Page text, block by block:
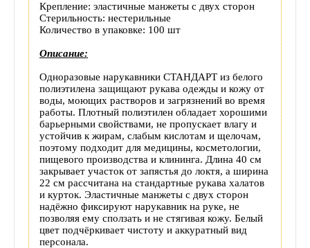
товара
Крепление: эластичные манжеты с двух сторон
Стерильность: нестерильные
Количество в упаковке: 100 шт
Описание:
Одноразовые нарукавники СТАНДАРТ из белого
полиэтилена защищают рукава одежды и кожу от
воды, моющих растворов и загрязнений во время
работы. Плотный полиэтилен обладает хорошими
барьерными свойствами, не пропускает влагу и
устойчив к жирам, слабым кислотам и щелочам,
поэтому подходит для медицины, косметологии,
пищевого производства и клининга. Длина 40 см
закрывает участок от запястья до локтя, а ширина
22 см рассчитана на стандартные рукава халатов
и курток. Эластичные манжеты с двух сторон
надёжно фиксируют нарукавник на руке, не
позволяя ему сползать и не стягивая кожу. Белый
цвет подчёркивает чистоту и аккуратный вид
персонала.